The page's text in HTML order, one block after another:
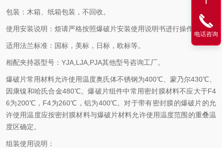
包装：木箱、纸箱包装，不回收。
使用安装说明：烦请严格按照爆破片安装使用说明书进行操作。
适用法兰标准：国标，美标，日标，欧标等。
相配夹持器型号：YJA,LJA,PJA其他型号咨询工厂。
爆破片常用材料允许使用温度奥氏体不锈钢为400℃、蒙乃尔430℃、
因康镍和哈氏合金480℃。爆破片组件中常用密封膜材料不应大于F4
6为200℃，F4为260℃，铝为400℃。对于带有密封膜的爆破片的允
许使用温度应按密封膜材料与爆破片材料允许使用温度范围的重叠温
度区确定。
组装使用说明：
电话咨询